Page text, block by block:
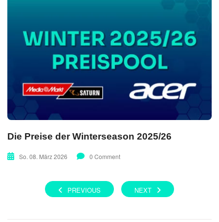
Die Preise der Winterseason 2025/26
So. 08. März 2026 0 Comment
PREVIOUS NEXT